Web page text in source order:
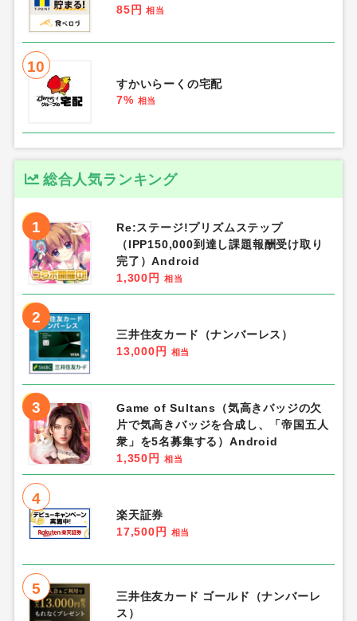
85円 相当
10
すかいらーくの宅配
7% 相当
総合人気ランキング
1
Re:ステージ!プリズムステップ
（IPP150,000到達し課題報酬受け取り
完了）Android
1,300円
相当
2
三井住友カード（ナンバーレス）
13,000円
相当
3
Game of Sultans（気高きバッジの欠
片で気高きバッジを合成し、「帝国五人
衆」を5名募集する）Android
1,350円
相当
4
楽天証券
17,500円
相当
5
三井住友カード ゴールド（ナンバーレ
ス）